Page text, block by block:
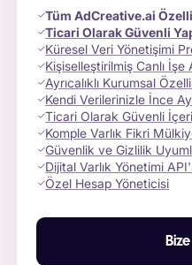
Tüm AdCreative.ai
Ticari Olarak Güvenli
Küresel Veri Yönetişimi
Kişiselleştirilmiş Canlı İşe
Ayrıcalıklı Kurumsal
Kendi Verilerinizle İnce
Ticari Olarak Güvenli
Komple Varlık Fikri
Güvenlik ve Gizlilik
Dijital Varlık Yönetimi
Özel Hesap Yöneticisi